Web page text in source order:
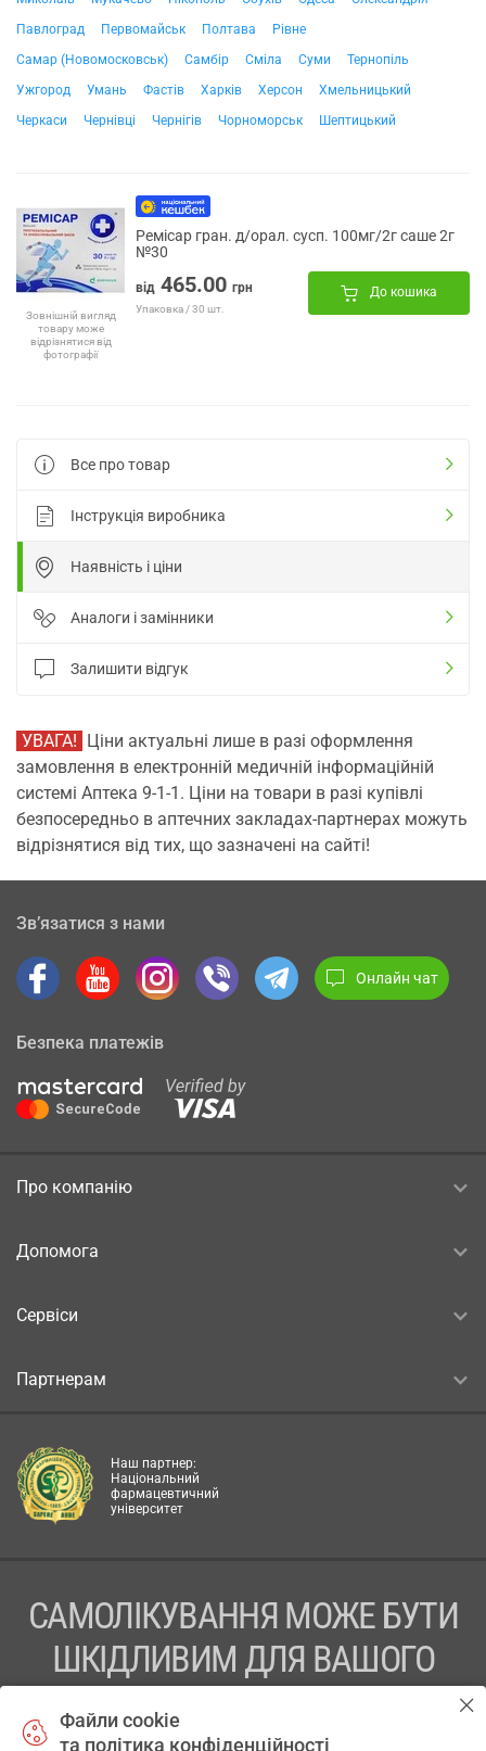
Павлоград
Первомайськ Полтава
Рівне
Самар (Новомосковськ)
Самбір Сміла Суми
Тернопіль
Ужгород
Умань Фастів Харків Херсон
Хмельницький
Черкаси
Чернівці Чернігів Чорноморськ Шептицький
Зовнішній вигляд
товару може
відрізнятися від
фотографії
Ремісар гран. д/орал. сусп. 100мг/2г саше 2г
№30
від 465.00 грн
Упаковка / 30 шт.
До кошика
Все про товар
Інструкція виробника
Наявність і ціни
Аналоги і замінники
Залишити відгук
УВАГА! Ціни актуальні лише в разі оформлення
замовлення в електронній медичній інформаційній
системі Аптека 9-1-1. Ціни на товари в разі купівлі
безпосередньо в аптечних закладах-партнерах можуть
відрізнятися від тих, що зазначені на сайті!
Зв’язатися з нами
Онлайн чат
Безпека платежів
Про компанію
Допомога
Сервіси
Партнерам
Наш партнер:
Національний
фармацевтичний
університет
САМОЛІКУВАННЯ МОЖЕ БУТИ
ШКІДЛИВИМ ДЛЯ ВАШОГО
Файли cookie
та політика конфіденційності